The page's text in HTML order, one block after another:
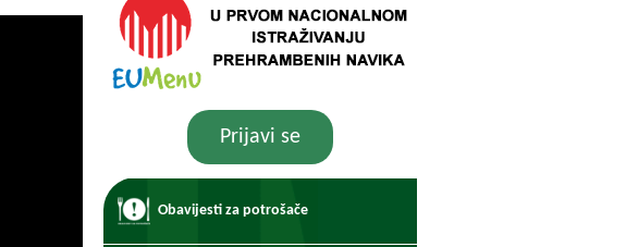
Prijavi se
Obavijesti za potrošače